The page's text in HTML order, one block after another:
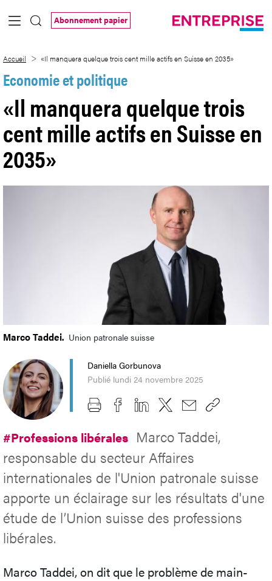
Saut au contenu principal
Abonnement papier
Accueil «Il manquera quelque trois cent mille actifs en Suisse en 2035»
Economie et politique
«Il manquera quelque trois
cent mille actifs en Suisse en
2035»
Marco Taddei. Union patronale suisse
Daniella Gorbunova
Publié lundi 24 novembre 2025
#Professions libérales Marco Taddei,
responsable du secteur Affaires
internationales de l'Union patronale suisse
apporte un éclairage sur les résultats d'une
étude de l’Union suisse des professions
libérales.
Marco Taddei, on dit que le problème de main-